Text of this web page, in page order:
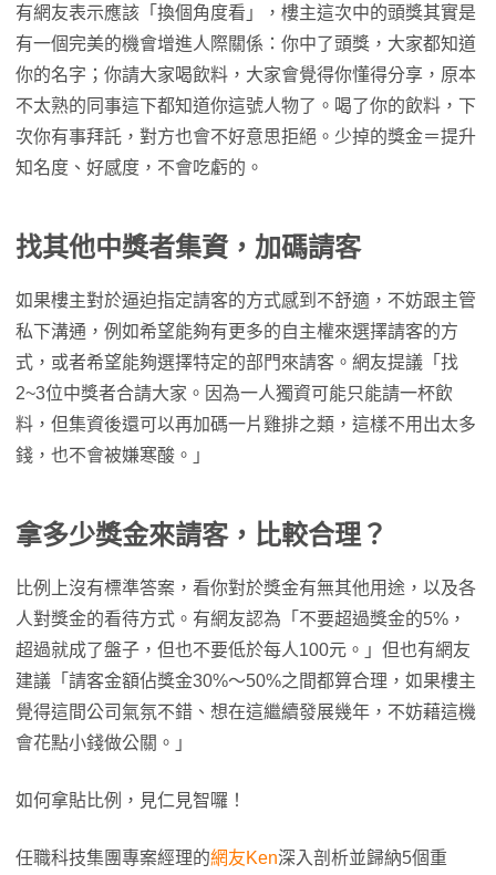
有網友表示應該「換個角度看」，樓主這次中的頭獎其實是
有一個完美的機會增進人際關係：你中了頭獎，大家都知道
你的名字；你請大家喝飲料，大家會覺得你懂得分享，原本
不太熟的同事這下都知道你這號人物了。喝了你的飲料，下
次你有事拜託，對方也會不好意思拒絕。少掉的獎金＝提升
知名度、好感度，不會吃虧的。
找其他中獎者集資，加碼請客
如果樓主對於逼迫指定請客的方式感到不舒適，不妨跟主管
私下溝通，例如希望能夠有更多的自主權來選擇請客的方
式，或者希望能夠選擇特定的部門來請客。網友提議「找
2~3位中獎者合請大家。因為一人獨資可能只能請一杯飲
料，但集資後還可以再加碼一片雞排之類，這樣不用出太多
錢，也不會被嫌寒酸。」
拿多少獎金來請客，比較合理？
比例上沒有標準答案，看你對於獎金有無其他用途，以及各
人對獎金的看待方式。有網友認為「不要超過獎金的5%，
超過就成了盤子，但也不要低於每人100元。」但也有網友
建議「請客金額佔獎金30%～50%之間都算合理，如果樓主
覺得這間公司氣氛不錯、想在這繼續發展幾年，不妨藉這機
會花點小錢做公關。」
如何拿貼比例，見仁見智囉！
任職科技集團專案經理的網友Ken深入剖析並歸納5個重